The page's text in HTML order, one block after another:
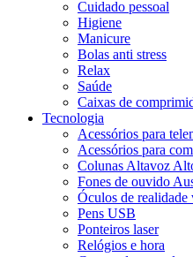
Cuidado pessoal
Higiene
Manicure
Bolas anti stress
Relax
Saúde
Caixas de
Tecnologia
Acessórios para
Acessórios para
Colunas Altavoz
Fones de ouvido
Óculos de realidade
Pens USB
Ponteiros laser
Relógios e hora